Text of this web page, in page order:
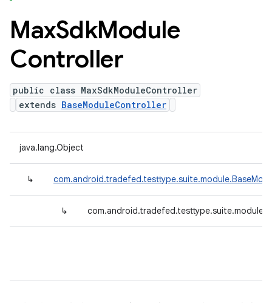
MaxSdkModule
Controller
public class MaxSdkModuleController
extends BaseModuleController
java.lang.Object
↳
↳